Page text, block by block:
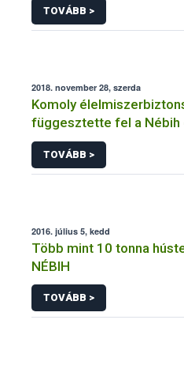
TOVÁBB >
2018. november 28, szerda
Komoly
függesztette fel a Nébih
cukrászüzem működését
TOVÁBB >
2016. július 5, kedd
Több mint 10 tonna
NÉBIH
TOVÁBB >